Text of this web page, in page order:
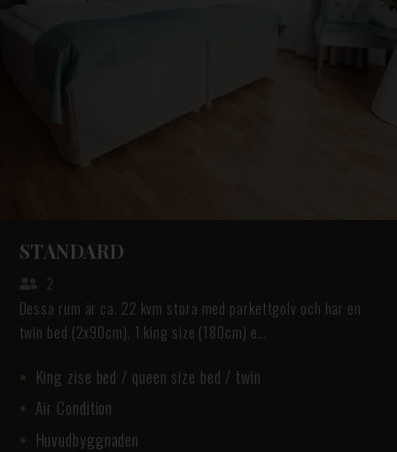
STANDARD
2
Dessa rum är ca. 22 kvm stora med parkettgolv och har en
twin bed (2x90cm), 1 king size (180cm) e...
King zise bed / queen size bed / twin
Air Condition
Huvudbyggnaden